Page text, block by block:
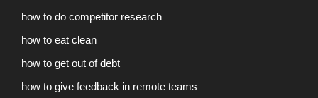
how to do competitor research
how to eat clean
how to get out of debt
how to give feedback in remote teams